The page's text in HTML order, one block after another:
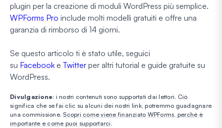
plugin per la creazione di moduli WordPress più semplice.
WPForms Pro include molti modelli gratuiti e offre una
garanzia di rimborso di 14 giorni.
Se questo articolo ti è stato utile, seguici
su Facebook e Twitter per altri tutorial e guide gratuite su
WordPress.
Divulgazione: i nostri contenuti sono supportati dai lettori. Ciò
significa che se fai clic su alcuni dei nostri link, potremmo guadagnare
una commissione.Scopri come viene finanziato WPForms, perché è
importante e come puoi supportarci .